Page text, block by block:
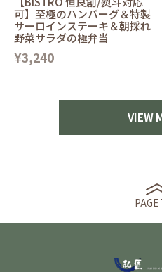
可】至極のハンバーグ＆特製
サーロインステーキ＆朝採れ
野菜サラダの極弁当
¥3,240
VIEW
PAGE